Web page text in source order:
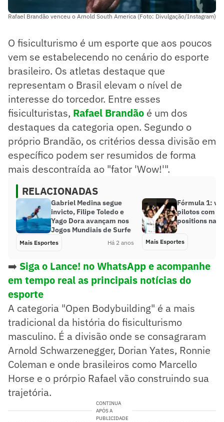
Rafael Brandão venceu o Arnold South America (Foto: Divulgação/Instagram)
O fisiculturismo é um esporte que aos poucos
vem se estabelecendo no cenário do esporte
brasileiro. Os atletas destaque que
representam o Brasil elevam o nível de
interesse do torcedor. Entre esses
fisiculturistas, Rafael Brandão é um dos
destaques da categoria open. Segundo o
próprio Brandão, os critérios dessa divisão em
específico podem ser resumidos de forma
mais descontraída ao "fator 'Wow!'".
RELACIONADAS
Gabriel Medina segue
invicto, Filipe Toledo e
Yago Dora avançam nos
Jogos Mundiais de Surfe
Mais Esportes Há 2 anos
Fórmula 1:
pilotos com
positions na
Mais Esportes
➡️ Siga o Lance! no WhatsApp e acompanhe
em tempo real as principais notícias do
esporte
A categoria "Open Bodybuilding" é a mais
tradicional da história do fisiculturismo
masculino. É a divisão onde se consagraram
Arnold Schwarzenegger, Dorian Yates, Ronnie
Coleman e onde brasileiros como Marcello
Horse e o prórpio Rafael vão construindo sua
trajetória.
CONTINUA
APÓS A
PUBLICIDADE